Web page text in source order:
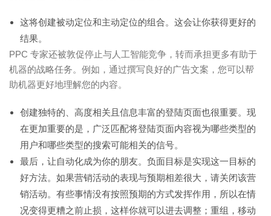
这将创建被动定位和主动定位的组合。这会让你获得更好的
结果。
PPC 专家还被敦促停止与人工智能竞争，转而承担更多有助于
机器的战略任务。例如，通过撰写良好的广告文案，您可以帮
助机器更好地理解您的内容。
创建独特的、高度相关且信息丰富的登陆页面也很重要。现
在更加重要的是，广泛匹配将登陆页面内容视为哪些类型的
用户和哪些类型的搜索可能相关的信号。
最后，让自动化成为你的朋友。负面目标是实现这一目标的
好方法。如果营销活动的表现与预期相差很大，请关闭该营
销活动。有些事情没有按照预期的方式发挥作用，所以在情
况变得更糟之前止损，这样你就可以进去调整；重组，移动